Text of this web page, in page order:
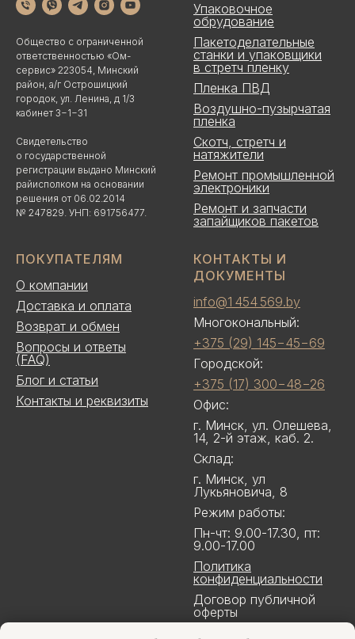
Общество с ограниченной
ответственностью «Ом-
сервис» 223054, Минский
район, а/г Острошицкий
городок, ул. Ленина, д 1/3
кабинет 3−1−31
Свидетельство
о государственной
регистрации выдано Минский
райисполком на основании
решения от 06.02.2014
№ 247829. УНП: 691756477.
Упаковочное
обрудование
Пакетоделательные
станки и упаковщики
в стретч пленку
Пленка ПВД
Воздушно-пузырчатая
пленка
Скотч, стретч и
натяжители
Ремонт промышленной
электроники
Ремонт и запчасти
запайщиков пакетов
ПОКУПАТЕЛЯМ
О компании
Доставка и оплата
Возврат и обмен
Вопросы и ответы
(FAQ)
Блог и статьи
Контакты и реквизиты
КОНТАКТЫ И
ДОКУМЕНТЫ
info@1 454 569.by
Многокональный:
+375 (29) 145−45−69
Городской:
+375 (17) 300−48−26
Офис:
г. Минск, ул. Олешева,
14, 2-й этаж, каб. 2.
Склад:
г. Минск, ул
Лукьяновича, 8
Режим работы:
Пн-чт: 9.00-17.30, пт:
9.00-17.00
Политика
конфиденциальности
Договор публичной
оферты